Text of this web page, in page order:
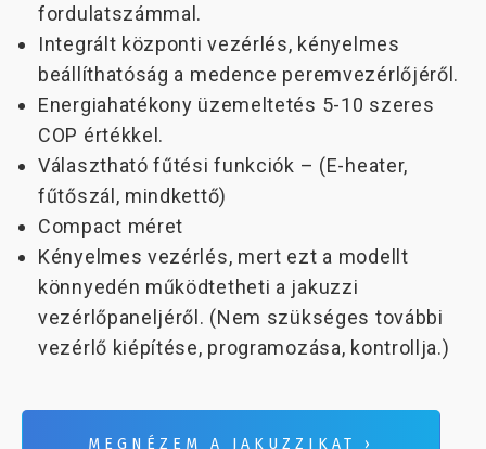
fordulatszámmal.
Integrált központi vezérlés, kényelmes
beállíthatóság a medence peremvezérlőjéről.
Energiahatékony üzemeltetés 5-10 szeres
COP értékkel.
Választható fűtési funkciók – (E-heater,
fűtőszál, mindkettő)
Compact méret
Kényelmes vezérlés, mert ezt a modellt
könnyedén működtetheti a jakuzzi
vezérlőpaneljéről. (Nem szükséges további
vezérlő kiépítése, programozása, kontrollja.)
MEGNÉZEM A JAKUZZIKAT ›